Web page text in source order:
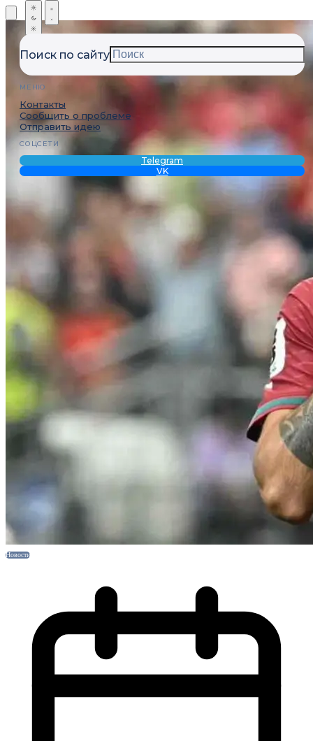
Поиск по сайту
МЕНЮ
Контакты
Сообщить о проблеме
Отправить идею
СОЦСЕТИ
Telegram
VK
Новости